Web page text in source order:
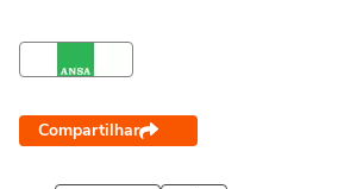
Compartilhar